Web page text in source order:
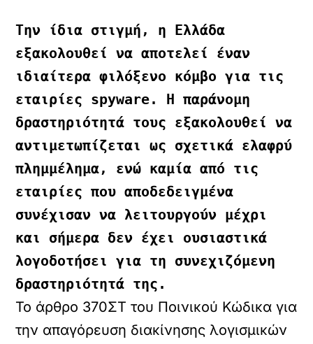
Την ίδια στιγμή, η Ελλάδα
εξακολουθεί να αποτελεί έναν
ιδιαίτερα φιλόξενο κόμβο για τις
εταιρίες spyware. Η παράνομη
δραστηριότητά τους εξακολουθεί να
αντιμετωπίζεται ως σχετικά ελαφρύ
πλημμέλημα, ενώ καμία από τις
εταιρίες που αποδεδειγμένα
συνέχισαν να λειτουργούν μέχρι
και σήμερα δεν έχει ουσιαστικά
λογοδοτήσει για τη συνεχιζόμενη
δραστηριότητά της.
Το άρθρο 370ΣΤ του Ποινικού Κώδικα για
την απαγόρευση διακίνησης λογισμικών